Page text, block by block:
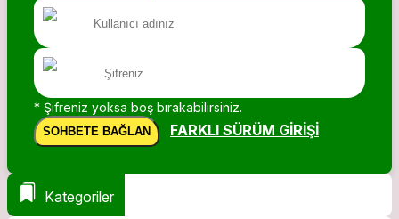
* Şifreniz yoksa boş bırakabilirsiniz.
SOHBETE BAĞLAN FARKLI SÜRÜM GIRIŞI
Kategoriler